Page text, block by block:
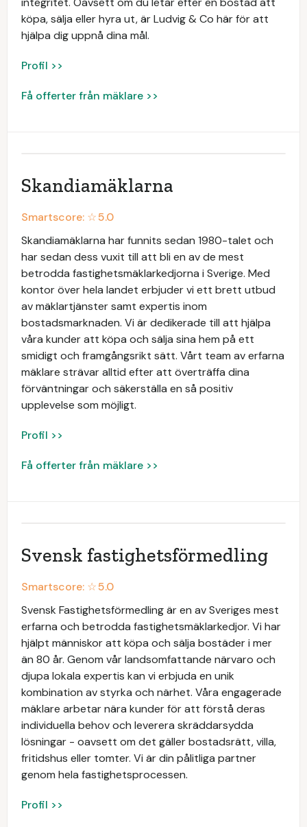
köpa, sälja eller hyra ut, är Ludvig & Co här för att
hjälpa dig uppnå dina mål.
Profil >>
Få offerter från mäklare >>
Skandiamäklarna
Smartscore: ☆5.0
Skandiamäklarna har funnits sedan 1980-talet och
har sedan dess vuxit till att bli en av de mest
betrodda fastighetsmäklarkedjorna i Sverige. Med
kontor över hela landet erbjuder vi ett brett utbud
av mäklartjänster samt expertis inom
bostadsmarknaden. Vi är dedikerade till att hjälpa
våra kunder att köpa och sälja sina hem på ett
smidigt och framgångsrikt sätt. Vårt team av erfarna
mäklare strävar alltid efter att överträffa dina
förväntningar och säkerställa en så positiv
upplevelse som möjligt.
Profil >>
Få offerter från mäklare >>
Svensk fastighetsförmedling
Smartscore: ☆5.0
Svensk Fastighetsförmedling är en av Sveriges mest
erfarna och betrodda fastighetsmäklarkedjor. Vi har
hjälpt människor att köpa och sälja bostäder i mer
än 80 år. Genom vår landsomfattande närvaro och
djupa lokala expertis kan vi erbjuda en unik
kombination av styrka och närhet. Våra engagerade
mäklare arbetar nära kunder för att förstå deras
individuella behov och leverera skräddarsydda
lösningar - oavsett om det gäller bostadsrätt, villa,
fritidshus eller tomter. Vi är din pålitliga partner
genom hela fastighetsprocessen.
Profil >>